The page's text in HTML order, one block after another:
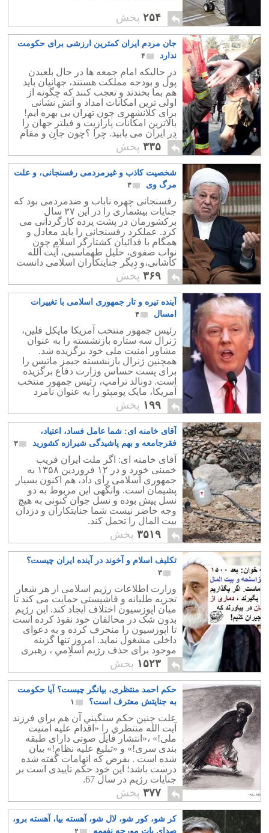
۲۵۴ پخش
جان مردم ایران کمترین ارزشی برای حکومت
ندارد
۴
در حالیکه امام جمعه ها در حال بلعیدن
پول و بودجه مملکت هستند، جهانیان باید
هم بما بخندند و تعجب کنند که چگونه از
اولی ترین امکانات امداد و آتش نشانی
برای کلانشهری چون تهران بی بهره ایم!
بالاترین امکانات پارازیت و فیلتر جهان را
در ایران می یابید. چرا ؟چون جان و مقام
آخوند از هر چیزی مهمتر است. گروهی
احمق می گویند که این رژیم و سپاهش
مدافع مردم در برابر دشمنان است! با این
اوضاع و با این حکومت که جان مردم
۳۳۵ پخش
شخصیت کاذب و غیرمردمی رفسنجانی، و علت
مرگ وی
۳
رفسنجانی چهره ناباب و ضدمردمی بود که
جنایات بیشماری را در این ۳۷ سال
برکشورمان در پشت پرده کارگردانی می
کرد. عملکرد رفسنجانی را باید معادل و
همگام با فدائیان کشتارگر اسلام چون
نواب صفوی، خلیل طهماسبی، آیت الله
کاشانی،و دیگر جنایتکاران اسلامی دانست
که در به پاگرفتن نهضت خمینی سهم به
سزايی داشته اند.
۳۶۹ پخش
آینده تیره و تار جمهوری اسلامی با تغییرات
امسال
۴
رئیس جمهور منتخب آمریکا مایکل فلین،
ژنرال سه ستاره بازنشسته را به عنوان
مشاور امنیت ملی خود برگزیده شد.
همچنین ژنرال بازنشسته جیمز ماتیس را
برای پست حساس وزارت دفاع برگزیده
است. دونالد ترامپ، رئیس جمهور منتخب
آمریکا، مایک پومپئو را به عنوان نامزد
ریاست سیا، سازمان اطلاعات مرکزی
آمریکا، انتخاب کرده استاین سه نفر تنها
کسانی نیستند که بشدت مخالف حضور
جمهوری اسلامی بوده اند ولی پستهای
حساسی که در اختیار خواهند داشت ، می
تواند آینده جمهوری اسلامی را تیره و تار
نماید.
۱۹۹ پخش
آقای خامنه ای: شما عامل فساد، اعتیاد،
فقرجامعه و بهم پاشیدگی شیرازه کشورید
۳
آقای خامنه ای: اگر ملت ایران فریب
خمینی خورد و در ۱۲ فروردین ۱۳۵۸ به
جمهوری اسلامی رأی داد، هم اکنون بسیار
پشیمان است. وانگهی این مربوط به دو
نسل پیش بوده و نسل جوان کنونی به هیچ
وجه حاضر نیست شما جنایتکاران و دزدان
بیت المال را تحمل کند.
۳۵۱۹ پخش
تکلیف اسلام و آخوند در آینده ایران چیست؟
۳
وزارت اطلاعات رژیم اسلامی از هر شعار
تجزیه طلبانه و فاشیستی حمایت می کند تا
میان اپوزسیون اختلاف ایجاد کند. این رژیم
بدون شک در مخالفان خود نفوذ کرده است
تا اپوزسیون را منحرف کرده و به دعوای
داخلی مشغول نماید. امروز تنها گزینه
موجود برای حذف رژیم اسلامی ، رهبری
شاهزاده رضا پهلوی است. اگر گزینه
دیگری سراغ دارید بما بگویید. شاهزاده رضا
پهلوی سعی دارد که همه ادیان و همه اقوام
را زیر یک پرچم و زیر یک شعار قرار دهد.
پس هرگونه دشمنی مذهبی و اختلاف دینی
راه بجایی ندارد. اینجاست که باید گفت: اگر
قرار است فاشیست اسلامی برود و
فاشیست ملی بیاید ، همان بهتر که رژیم
تغییر نکند!
۱۵۲۳ پخش
حکم احمد منتظری، بیانگر چیست؟ آیا حکومت
به جنایتش معترف است؟
۱
علت چنين حكم سنگيني آن هم براي فرزند
آيت الله منتظري را «اقدام عليه امنيت
ملی!» ،«انتشار فايل صوتی دارای طبقه
بندی سری!» و «تبليغ عليه نظام!» بيان
شده است . بفرض که اتهامات گفته شده
درست باشد؛ این خود حکم تاییدی است بر
جنایات رژیم در سال 67.
۳۷۷ پخش
کر شو، کور شو، لال شو، آهسته بیا، آهسته برو،
صدای پات مورچه نفهمه